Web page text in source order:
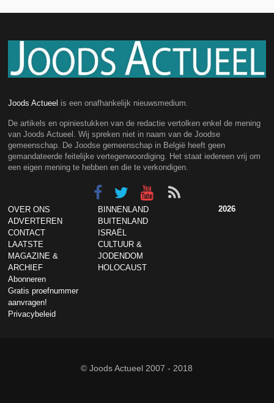
Joods Actueel is een onafhankelijk nieuwsmedium.
De artikels en opiniestukken van de redactie vertolken enkel de mening
van Joods Actueel. Wij spreken niet in naam van de Joodse
gemeenschap. De Joodse gemeenschap in België heeft geen
gemandateerde feitelijke vertegenwoordiging. Het staat iedereen vrij om
een eigen mening te hebben en die te verkondigen.
OVER ONS
ADVERTEREN
CONTACT
LAATSTE
MAGAZINE &
ARCHIEF
Abonneren
Gratis proefnummer
aanvragen!
Privacybeleid
BINNENLAND
BUITENLAND
ISRAËL
CULTUUR &
JODENDOM
HOLOCAUST
2026
© Joods Actueel 2007 - 2018